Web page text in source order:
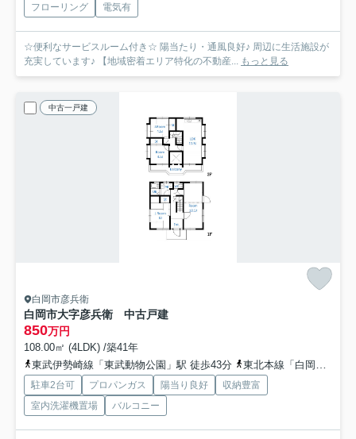
フローリング
電気有
☆便利なサービスルーム付き☆ 陽当たり・通風良好♪ 周辺に生活施設が
充実しています♪ 【地域密着エリア特化の不動産... もっと見る
中古一戸建
白岡市彦兵衛
白岡市大字彦兵衛 中古戸建
850万円
108.00㎡ (4LDK) /築41年
東武伊勢崎線「東武動物公園」駅 徒歩43分
東北本線「白岡」駅 徒歩53分
駐車2台可 プロパンガス 陽当り良好
収納豊富
室内洗濯機置場
バルコニー